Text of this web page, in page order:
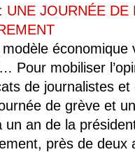
UNE JOURNÉE
économique
Pour mobiliser
de journalistes
de grève et
un an de la
près de deux